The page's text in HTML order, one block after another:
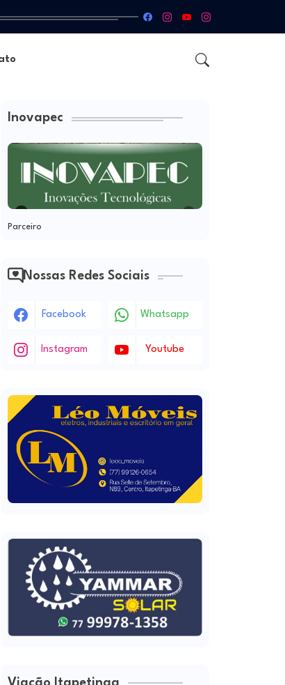
Inovapec
Parceiro
Nossas Redes Sociais
Facebook Whatsapp
Instagram Youtube